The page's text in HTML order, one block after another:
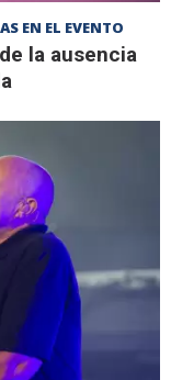
EN EL EVENTO
la ausencia